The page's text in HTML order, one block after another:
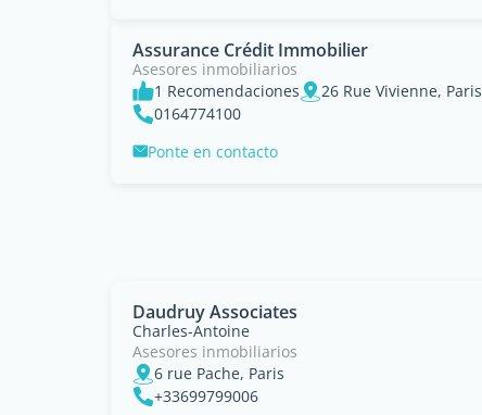
Assurance Crédit Immobilier
Asesores inmobiliarios
1 Recomendaciones
26 Rue Vivienne, Paris
0164774100
Ponte en contacto
Daudruy Associates
Charles-Antoine
Asesores inmobiliarios
6 rue Pache, Paris
+33699799006